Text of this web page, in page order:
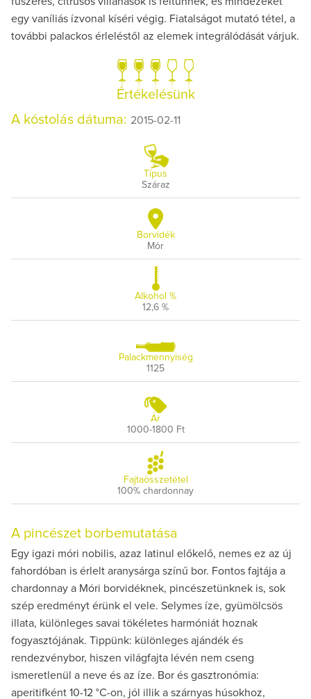
egy vaníliás ízvonal kíséri végig. Fiatalságot mutató tétel, a
további palackos érleléstől az elemek integrálódását várjuk.
Értékelésünk
A kóstolás dátuma: 2015-02-11
Típus
Száraz
Borvidék
Mór
Alkohol %
12,6 %
Palackmennyiség
1125
Ár
1000-1800 Ft
Fajtaösszetétel
100% chardonnay
A pincészet borbemutatása
Egy igazi móri nobilis, azaz latinul előkelő, nemes ez az új
fahordóban is érlelt aranysárga színű bor. Fontos fajtája a
chardonnay a Móri borvidéknek, pincészetünknek is, sok
szép eredményt érünk el vele. Selymes íze, gyümölcsös
illata, különleges savai tökéletes harmóniát hoznak
fogyasztójának. Tippünk: különleges ajándék és
rendezvénybor, hiszen világfajta lévén nem cseng
ismeretlenül a neve és az íze. Bor és gasztronómia:
aperitifként 10-12 °C-on, jól illik a szárnyas húsokhoz,